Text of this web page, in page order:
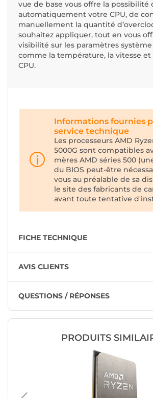
vue de base vous offre la possibilité
automatiquement votre CPU, de
manuellement la quantité
souhaitez appliquer, tout en vous
visibilité sur les paramètres
comme la température, la vitesse
CPU.
Informations fournies
service technique
Les processeurs AMD
5000G sont compatibles
mères AMD séries 500
du BIOS peut-être
vous au préalable de sa
le site des fabricants de
avant toute tentative
FICHE TECHNIQUE
AVIS CLIENTS
QUESTIONS / RÉPONSES
PRODUITS